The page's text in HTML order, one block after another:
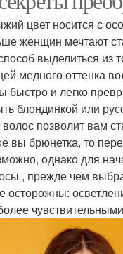
цвет носится с
женщин мечтают
выделиться из
медного оттенка
быстро и легко
блондинкой или
позволит вам
вы брюнетка, то
однако для
, прежде чем
осторожны: